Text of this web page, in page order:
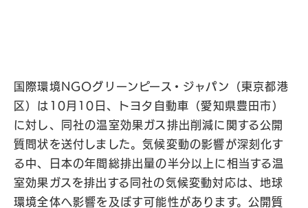
国際環境NGOグリーンピース・ジャパン（東京都港
区）は10月10日、トヨタ自動車（愛知県豊田市）
に対し、同社の温室効果ガス排出削減に関する公開
質問状を送付しました。気候変動の影響が深刻化す
る中、日本の年間総排出量の半分以上に相当する温
室効果ガスを排出する同社の気候変動対応は、地球
環境全体へ影響を及ぼす可能性があります。公開質